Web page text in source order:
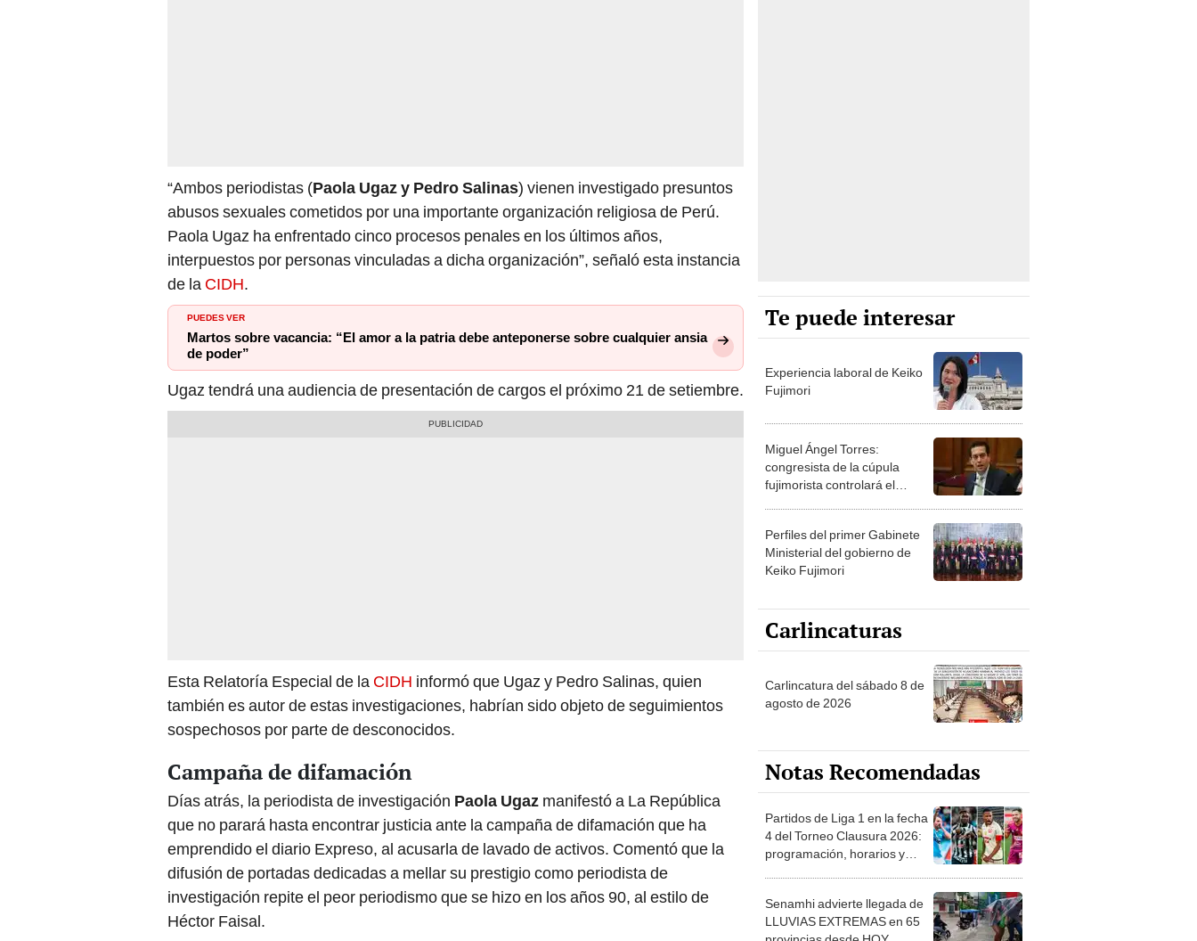
abusos sexuales cometidos por una importante organización religiosa de Perú.
Paola Ugaz ha enfrentado cinco procesos penales en los últimos años,
interpuestos por personas vinculadas a dicha organización”, señaló esta instancia
de laCIDH.
Martos sobre vacancia: “El amor a la patria debe anteponerse sobre cualquier ansia
de poder”
Ugaz tendrá una audiencia de presentación de cargos el próximo 21 de setiembre.
también es autor de estas investigaciones, habrían sido objeto de seguimientos
sospechosos por parte de desconocidos.
Días atrás, la periodista de investigación
que no parará hasta encontrar justicia ante la campaña de difamación que ha
emprendido el diario Expreso, al acusarla de lavado de activos. Comentó que la
difusión de portadas dedicadas a mellar su prestigio como periodista de
investigación repite el peor periodismo que se hizo en los años 90, al estilo de
Héctor Faisal.
Te puede interesar
Fujimori
congresista de la cúpula
fujimorista controlará el
primer año del Senado
Ministerial del gobierno de
Keiko Fujimori
Carlincaturas
agosto de 2026
Notas Recomendadas
4 del Torneo Clausura 2026:
programación, horarios y
dónde ver
LLUVIAS EXTREMAS en 65
provincias desde HOY